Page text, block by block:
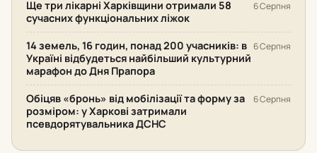
Ще три лікарні Харківщини отримали 58
сучасних функціональних ліжок
6 Серпня
14 земель, 16 годин, понад 200 учасників: в
Україні відбудеться найбільший культурний
марафон до Дня Прапора
6 Серпня
Обіцяв «бронь» від мобілізації та форму за
розміром: у Харкові затримали
псевдорятувальника ДСНС
6 Серпня